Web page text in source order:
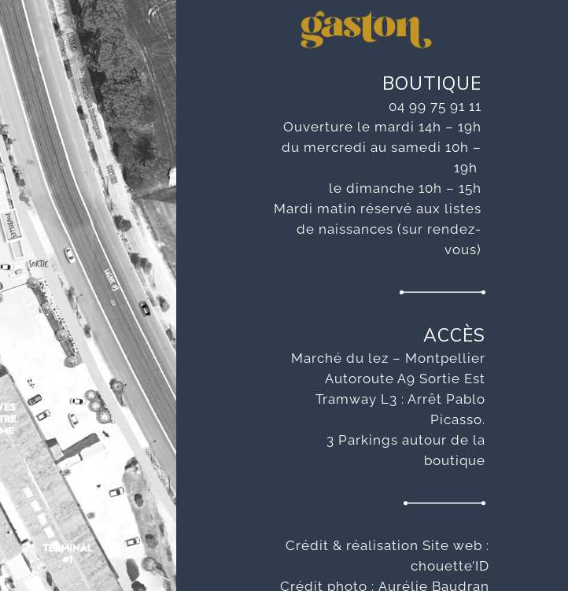
BOUTIQUE
04 99 75 91 11
Ouverture le mardi 14h – 19h
du mercredi au samedi 10h –
19h
le dimanche 10h – 15h
Mardi matin réservé aux listes
de naissances (sur rendez-
vous)
ACCÈS
Marché du lez – Montpellier
Autoroute A9 Sortie Est
Tramway L3 : Arrêt Pablo
Picasso.
3 Parkings autour de la
boutique
Crédit & réalisation Site web :
chouette’ID
Crédit photo :Aurélie Baudran